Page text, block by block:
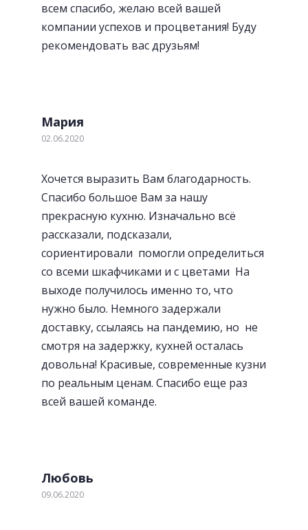
Удобные и стильные ручки
«Фартуки» с фотопечатью
всем спасибо, желаю всей вашей
компании успехов и процветания! Буду
рекомендовать вас друзьям!
Мария
02.06.2020
Хочется выразить Вам благодарность.
Спасибо большое Вам за нашу
прекрасную кухню. Изначально всё
рассказали, подсказали,
сориентировали помогли определиться
со всеми шкафчиками и с цветами На
выходе получилось именно то, что
нужно было. Немного задержали
доставку, ссылаясь на пандемию, но не
смотря на задержку, кухней осталась
довольна! Красивые, современные кузни
по реальным ценам. Спасибо еще раз
всей вашей команде.
Любовь
09.06.2020